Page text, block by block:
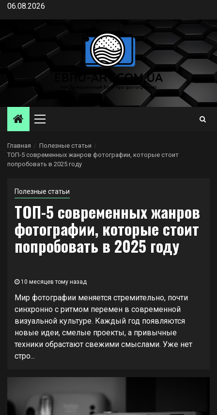
Перейти
содержимому
06.08.2026
Основное
Главная
Полезные статьи
ТОП-5 современных жанров фотографии, которые стоит
попробовать в 2025 году
Полезные статьи
ТОП-5 современных жанров
фотографии, которые стоит
попробовать в 2025 году
10 месяцев тому назад
Мир фотографии меняется стремительно, почти
синхронно с ритмом перемен в современной
визуальной культуре. Каждый год появляются
новые идеи, смелые проекты, а привычные
техники обрастают свежими смыслами. Уже нет
стро...